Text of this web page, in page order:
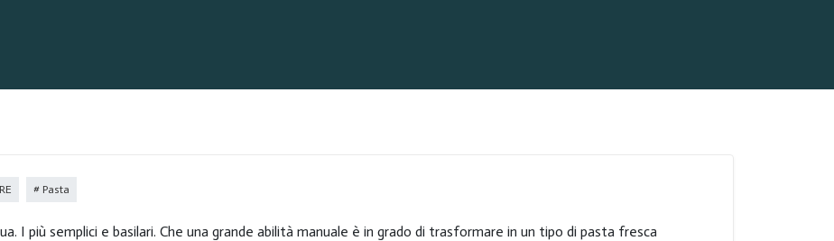
Pasta
I più semplici e basilari. Che una grande abilità manuale è in grado di trasformare in un tipo di pasta fresca